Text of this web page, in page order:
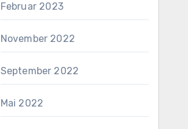
Februar 2023
November 2022
September 2022
Mai 2022